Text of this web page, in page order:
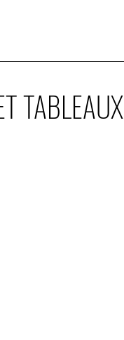
TABLEAUX